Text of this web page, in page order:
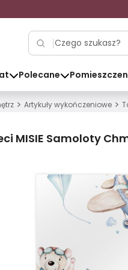
Polecane
> Artykuły wykończeniowe >
MISIE Samoloty